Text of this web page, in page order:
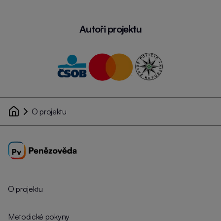
Autoři projektu
O projektu
O projektu
Metodické pokyny